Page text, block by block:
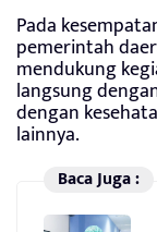
Pada
pemerintah
mendukung
langsung
dengan
lainnya.
Baca Juga :